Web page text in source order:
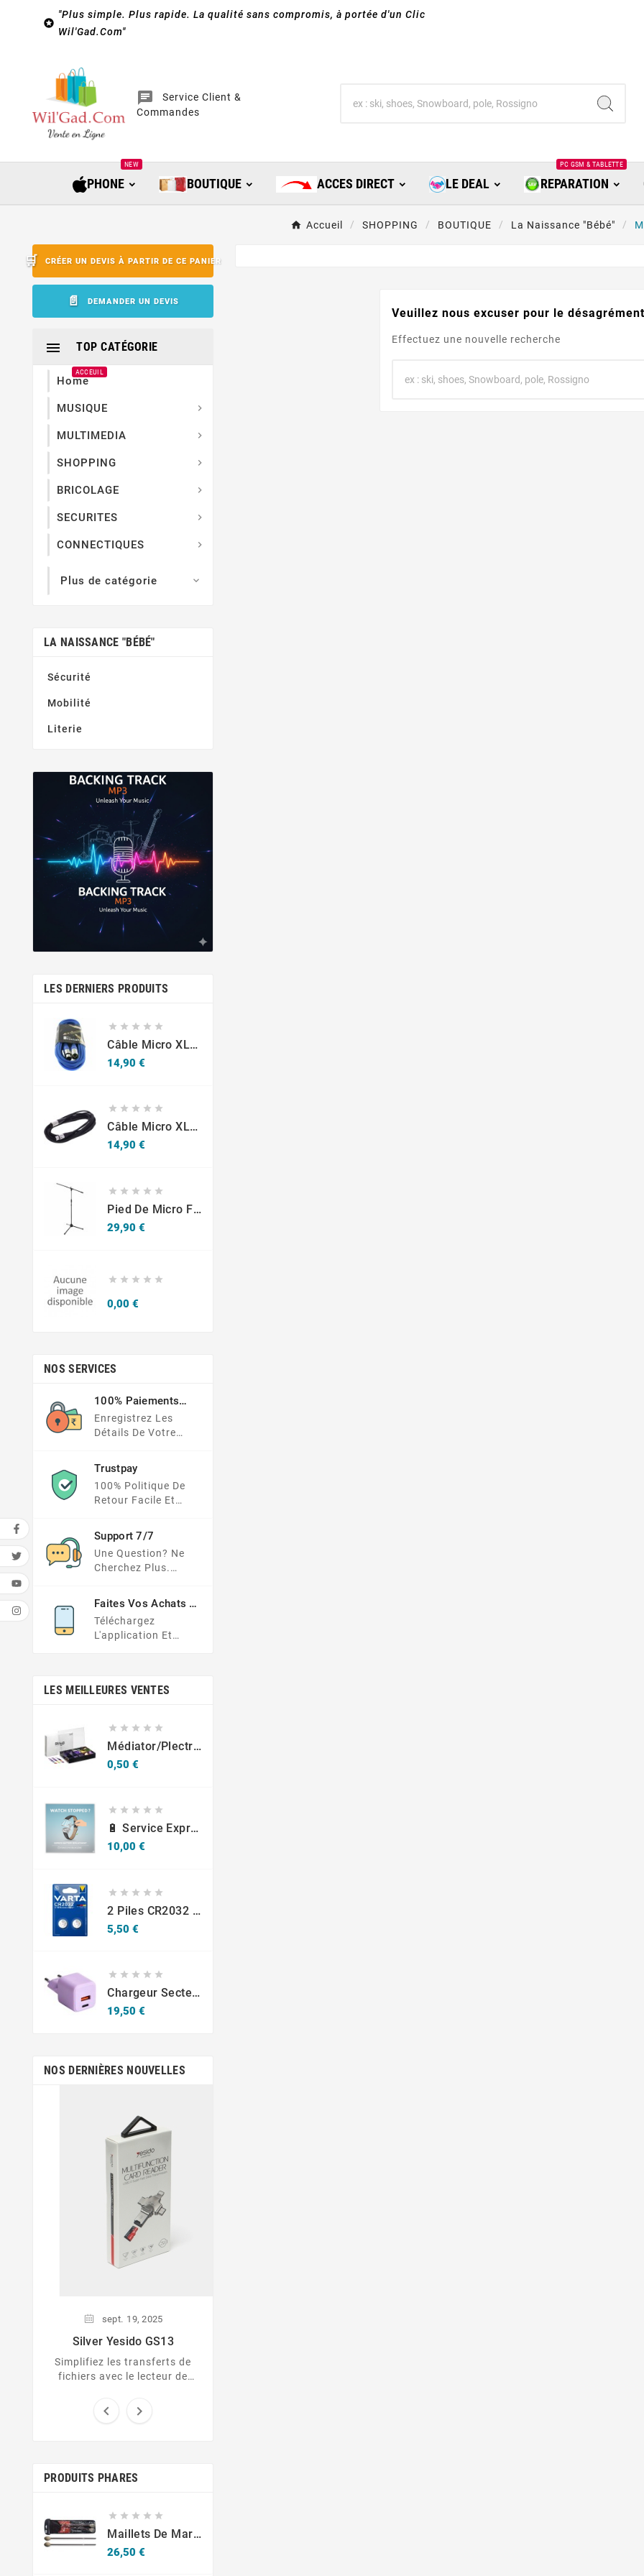

"Plus simple. Plus rapide. La qualité sans compromis, à portée d'un Clic
Wil'Gad.Com"
chat
Service Client &
Commandes
PHONE
NEW
BOUTIQUE ACCES DIRECT LE DEAL REPARATION
PC GSM & TABLETTE
Accueil SHOPPING BOUTIQUE La Naissance "Bébé"
CRÉER UN DEVIS À PARTIR DE CE PANIER
DEMANDER UN DEVIS
TOP CATÉGORIE

Home
ACCEUIL
MUSIQUE 
MULTIMEDIA 
SHOPPING 
BRICOLAGE 
SECURITES 
CONNECTIQUES 
Plus de catégorie 
LA NAISSANCE "BÉBÉ"
Sécurité
Mobilité
Literie
LES DERNIERS PRODUITS
    
Câble Micro XLR M/F 6m Bleu The Sssnake SM6BL
14,90 €
    
Câble Micro XLR M/F 6m Noir The Sssnake SM6BK
14,90 €
    
Pied De Micro Fun Generation
29,90 €
    
0,00 €
NOS SERVICES
100% Paiements
Sécurisés
Enregistrez Les
Détails De Votre
Plus Sécurisé
Trustpay
100% Politique De
Retour Facile Et
Support 7/7
Une Question? Ne
Cherchez Plus.
Demande Ici
Faites Vos Achats En
Déplacement
Téléchargez
L'application Et
LES MEILLEURES VENTES
    
Médiator/plectre En Nylon S, Ruby S Ou Touch L - STAGG PBOX10
0,50 €
    
🔋 Service Express : Remplacement De Piles D'Horlogerie
10,00 €
    
2 Piles CR2032 Varta Bouton Lithium 3V
5,50 €
    
Chargeur Secteur Rapide USB-A 18W QC / USB-C 30W PD Compact GaN
19,50 €
NOS DERNIÈRES NOUVELLES
sept. 19, 2025
Silver Yesido GS13
Simplifiez les transferts de
fichiers avec le lecteur de
GS13 !
 
PRODUITS PHARES
    
Maillets De Marimba Durs Stagg SMM-WH
26,50 €
Veuillez nous excuser pour le
Effectuez une nouvelle recherche